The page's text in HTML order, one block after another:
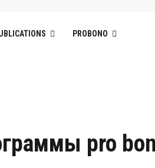
PROBONO
pro